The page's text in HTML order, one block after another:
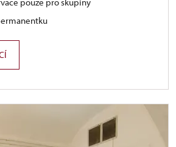
pouze pro skupiny